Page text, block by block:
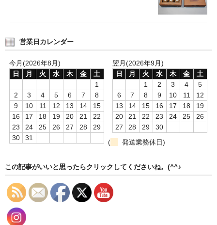
会社情報
会社理念
沿革
お問合せ
送料のご案内
スタッフブログ
草津Tip店
営業日カレンダー
今月(2026年8月)
日
月 火 水 木 金
土
1
2
3 4 5 6 7
8
9
10 11 12 13 14
15
16
17 18 19 20 21
22
23
24 25 26 27 28
29
30
31
翌月(2026年9月)
日
月 火 水 木 金
土
1
2 3 4
5
6
7 8 9 10 11
12
13
14 15 16 17 18
19
20
21 22 23 24 25
26
27
28 29
30
(
発送業務休日)
この記事がいいと思ったらクリックしてくださいね。(^^♪